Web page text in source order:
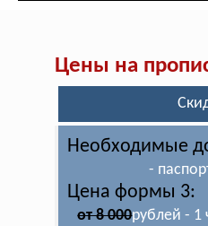
Цены на
Необходимые
-
Цена формы 3:
от 8 000рублей - 1